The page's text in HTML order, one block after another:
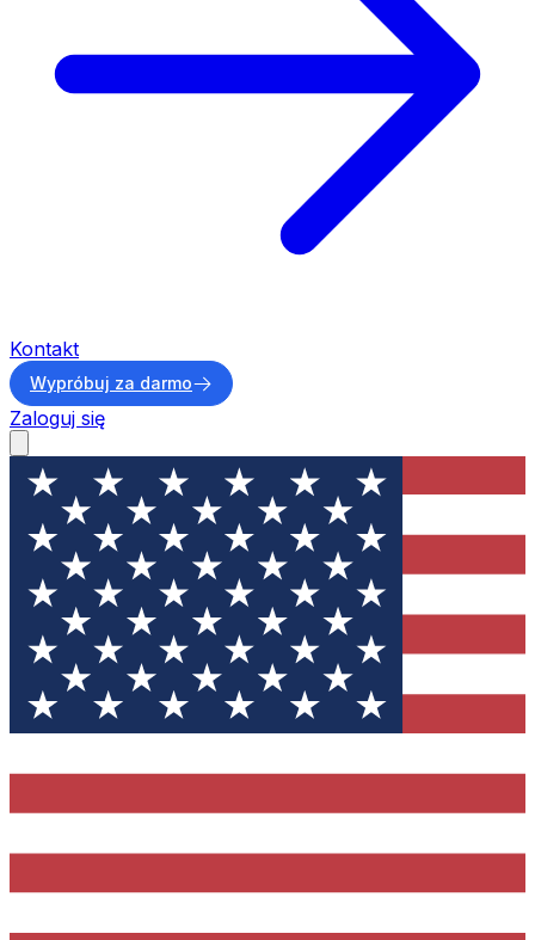
Kontakt
Wypróbuj za darmo
Zaloguj się